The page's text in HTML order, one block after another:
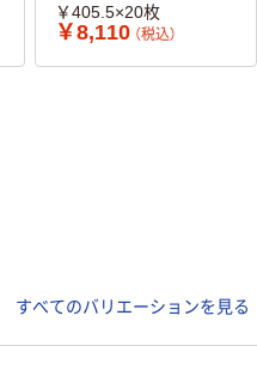
￥405.5×20枚
￥8,110 （税込）
すべてのバリエーションを見る